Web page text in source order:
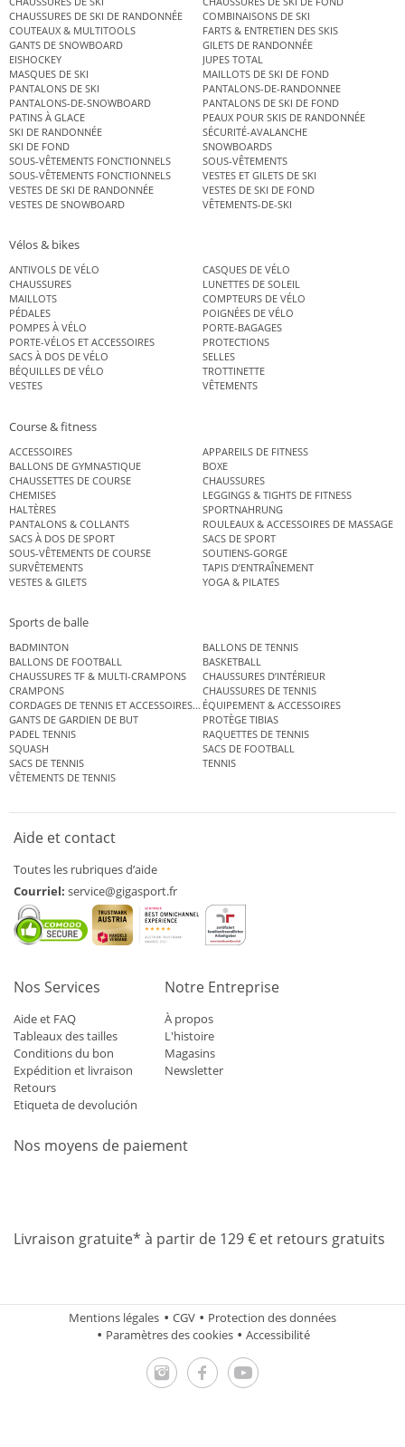
CHAUSSURES DE SKI DE RANDONNÉE
COMBINAISONS DE SKI
COUTEAUX & MULTITOOLS
FARTS & ENTRETIEN DES SKIS
GANTS DE SNOWBOARD
GILETS DE RANDONNÉE
EISHOCKEY
JUPES TOTAL
MASQUES DE SKI
MAILLOTS DE SKI DE FOND
PANTALONS DE SKI
PANTALONS-DE-RANDONNEE
PANTALONS-DE-SNOWBOARD
PANTALONS DE SKI DE FOND
PATINS À GLACE
PEAUX POUR SKIS DE RANDONNÉE
SKI DE RANDONNÉE
SÉCURITÉ-AVALANCHE
SKI DE FOND
SNOWBOARDS
SOUS-VÊTEMENTS FONCTIONNELS
SOUS-VÊTEMENTS
SOUS-VÊTEMENTS FONCTIONNELS
VESTES ET GILETS DE SKI
VESTES DE SKI DE RANDONNÉE
VESTES DE SKI DE FOND
VESTES DE SNOWBOARD
VÊTEMENTS-DE-SKI
Vélos & bikes
ANTIVOLS DE VÉLO
CASQUES DE VÉLO
CHAUSSURES
LUNETTES DE SOLEIL
MAILLOTS
COMPTEURS DE VÉLO
PÉDALES
POIGNÉES DE VÉLO
POMPES À VÉLO
PORTE-BAGAGES
PORTE-VÉLOS ET ACCESSOIRES
PROTECTIONS
SACS À DOS DE VÉLO
SELLES
BÉQUILLES DE VÉLO
TROTTINETTE
VESTES
VÊTEMENTS
Course & fitness
ACCESSOIRES
APPAREILS DE FITNESS
BALLONS DE GYMNASTIQUE
BOXE
CHAUSSETTES DE COURSE
CHAUSSURES
CHEMISES
LEGGINGS & TIGHTS DE FITNESS
HALTÈRES
SPORTNAHRUNG
PANTALONS & COLLANTS
ROULEAUX & ACCESSOIRES DE MASSAGE
SACS À DOS DE SPORT
SACS DE SPORT
SOUS-VÊTEMENTS DE COURSE
SOUTIENS-GORGE
SURVÊTEMENTS
TAPIS D’ENTRAÎNEMENT
VESTES & GILETS
YOGA & PILATES
Sports de balle
BADMINTON
BALLONS DE TENNIS
BALLONS DE FOOTBALL
BASKETBALL
CHAUSSURES TF & MULTI-CRAMPONS
CHAUSSURES D’INTÉRIEUR
CRAMPONS
CHAUSSURES DE TENNIS
CORDAGES DE TENNIS ET ACCESSOIRES DE TENNISÉQUIPEMENT & ACCESSOIRES
GANTS DE GARDIEN DE BUT
PROTÈGE TIBIAS
PADEL TENNIS
RAQUETTES DE TENNIS
SQUASH
SACS DE FOOTBALL
SACS DE TENNIS
TENNIS
VÊTEMENTS DE TENNIS
Aide et contact
Toutes les rubriques d’aide
Courriel: service@gigasport.fr
Nos Services
Aide et FAQ
Tableaux des tailles
Conditions du bon
Expédition et livraison
Retours
Etiqueta de devolución
Notre Entreprise
À propos
L'histoire
Magasins
Newsletter
Nos moyens de paiement
Livraison gratuite* à partir de 129 € et retours gratuits
Mentions légales CGV
Protection des données
Paramètres des cookies
Accessibilité